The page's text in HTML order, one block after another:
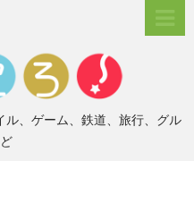
ル、ゲーム、鉄道、旅行、グル